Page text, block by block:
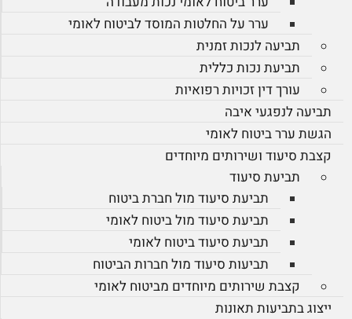
ערר על החלטות המוסד לביטוח לאומי
תביעה לנכות זמנית
תביעת נכות כללית
עורך דין זכויות רפואיות
תביעה לנפגעי איבה
הגשת ערר ביטוח לאומי
קצבת סיעוד ושירותים מיוחדים
תביעת סיעוד
תביעת סיעוד מול חברת ביטוח
תביעת סיעוד מול ביטוח לאומי
תביעת סיעוד ביטוח לאומי
תביעות סיעוד מול חברות הביטוח
קצבת שירותים מיוחדים מביטוח לאומי
ייצוג בתביעות תאונות